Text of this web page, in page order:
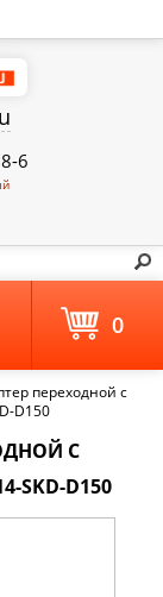
6
переходной с
D150
С
SKD-D150
0